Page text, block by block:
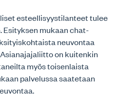
esteellisyystilanteet tulee
mukaan chat-
neuvontaa
on kuitenkin
myös toisenlaista
palvelussa saatetaan